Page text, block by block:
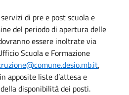
di pre e post scuola e
del periodo di apertura delle
essere inoltrate via
Scuola e Formazione
,
apposite liste d’attesa e
disponibilità dei posti.